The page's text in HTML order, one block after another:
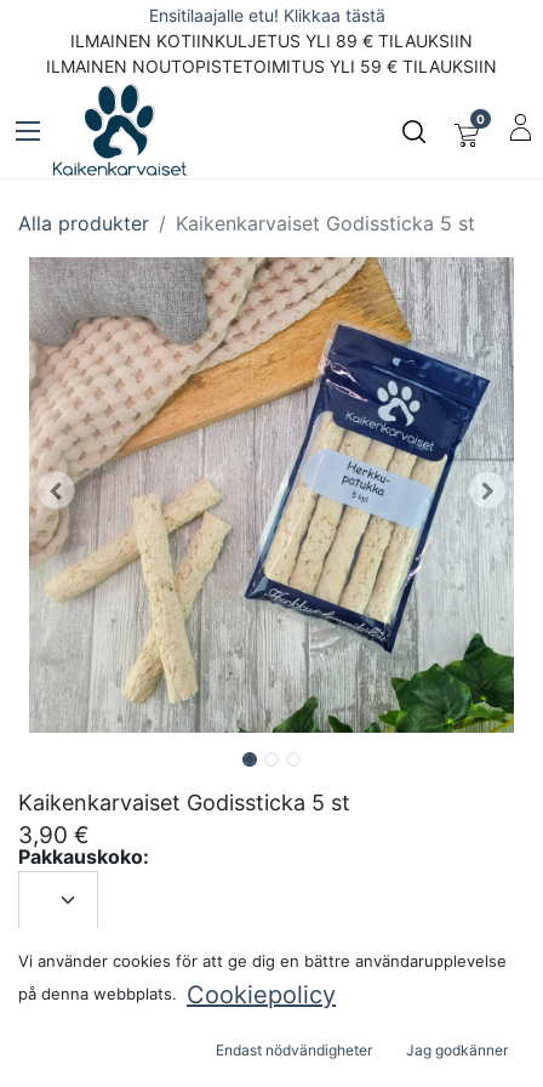
Ensitilaajalle etu! Klikkaa tästä
ILMAINEN KOTIINKULJETUS YLI 89 € TILAUKSIIN
ILMAINEN NOUTOPISTETOIMITUS YLI 59 € TILAUKSIIN
0
Alla produkter Kaikenkarvaiset Godissticka 5 st
Kaikenkarvaiset Godissticka 5 st
3,90 €
Pakkauskoko:
ADD TO CART
Vi använder cookies för att ge dig en bättre användarupplevelse
på denna webbplats.
Cookiepolicy
Endast nödvändigheter Jag godkänner